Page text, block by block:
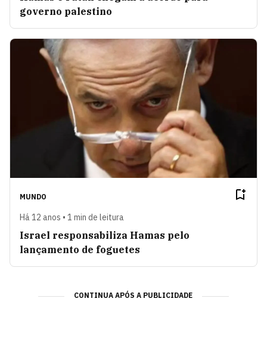
governo palestino
MUNDO
Há 12 anos • 1 min de leitura
Israel responsabiliza Hamas pelo
lançamento de foguetes
CONTINUA APÓS A PUBLICIDADE